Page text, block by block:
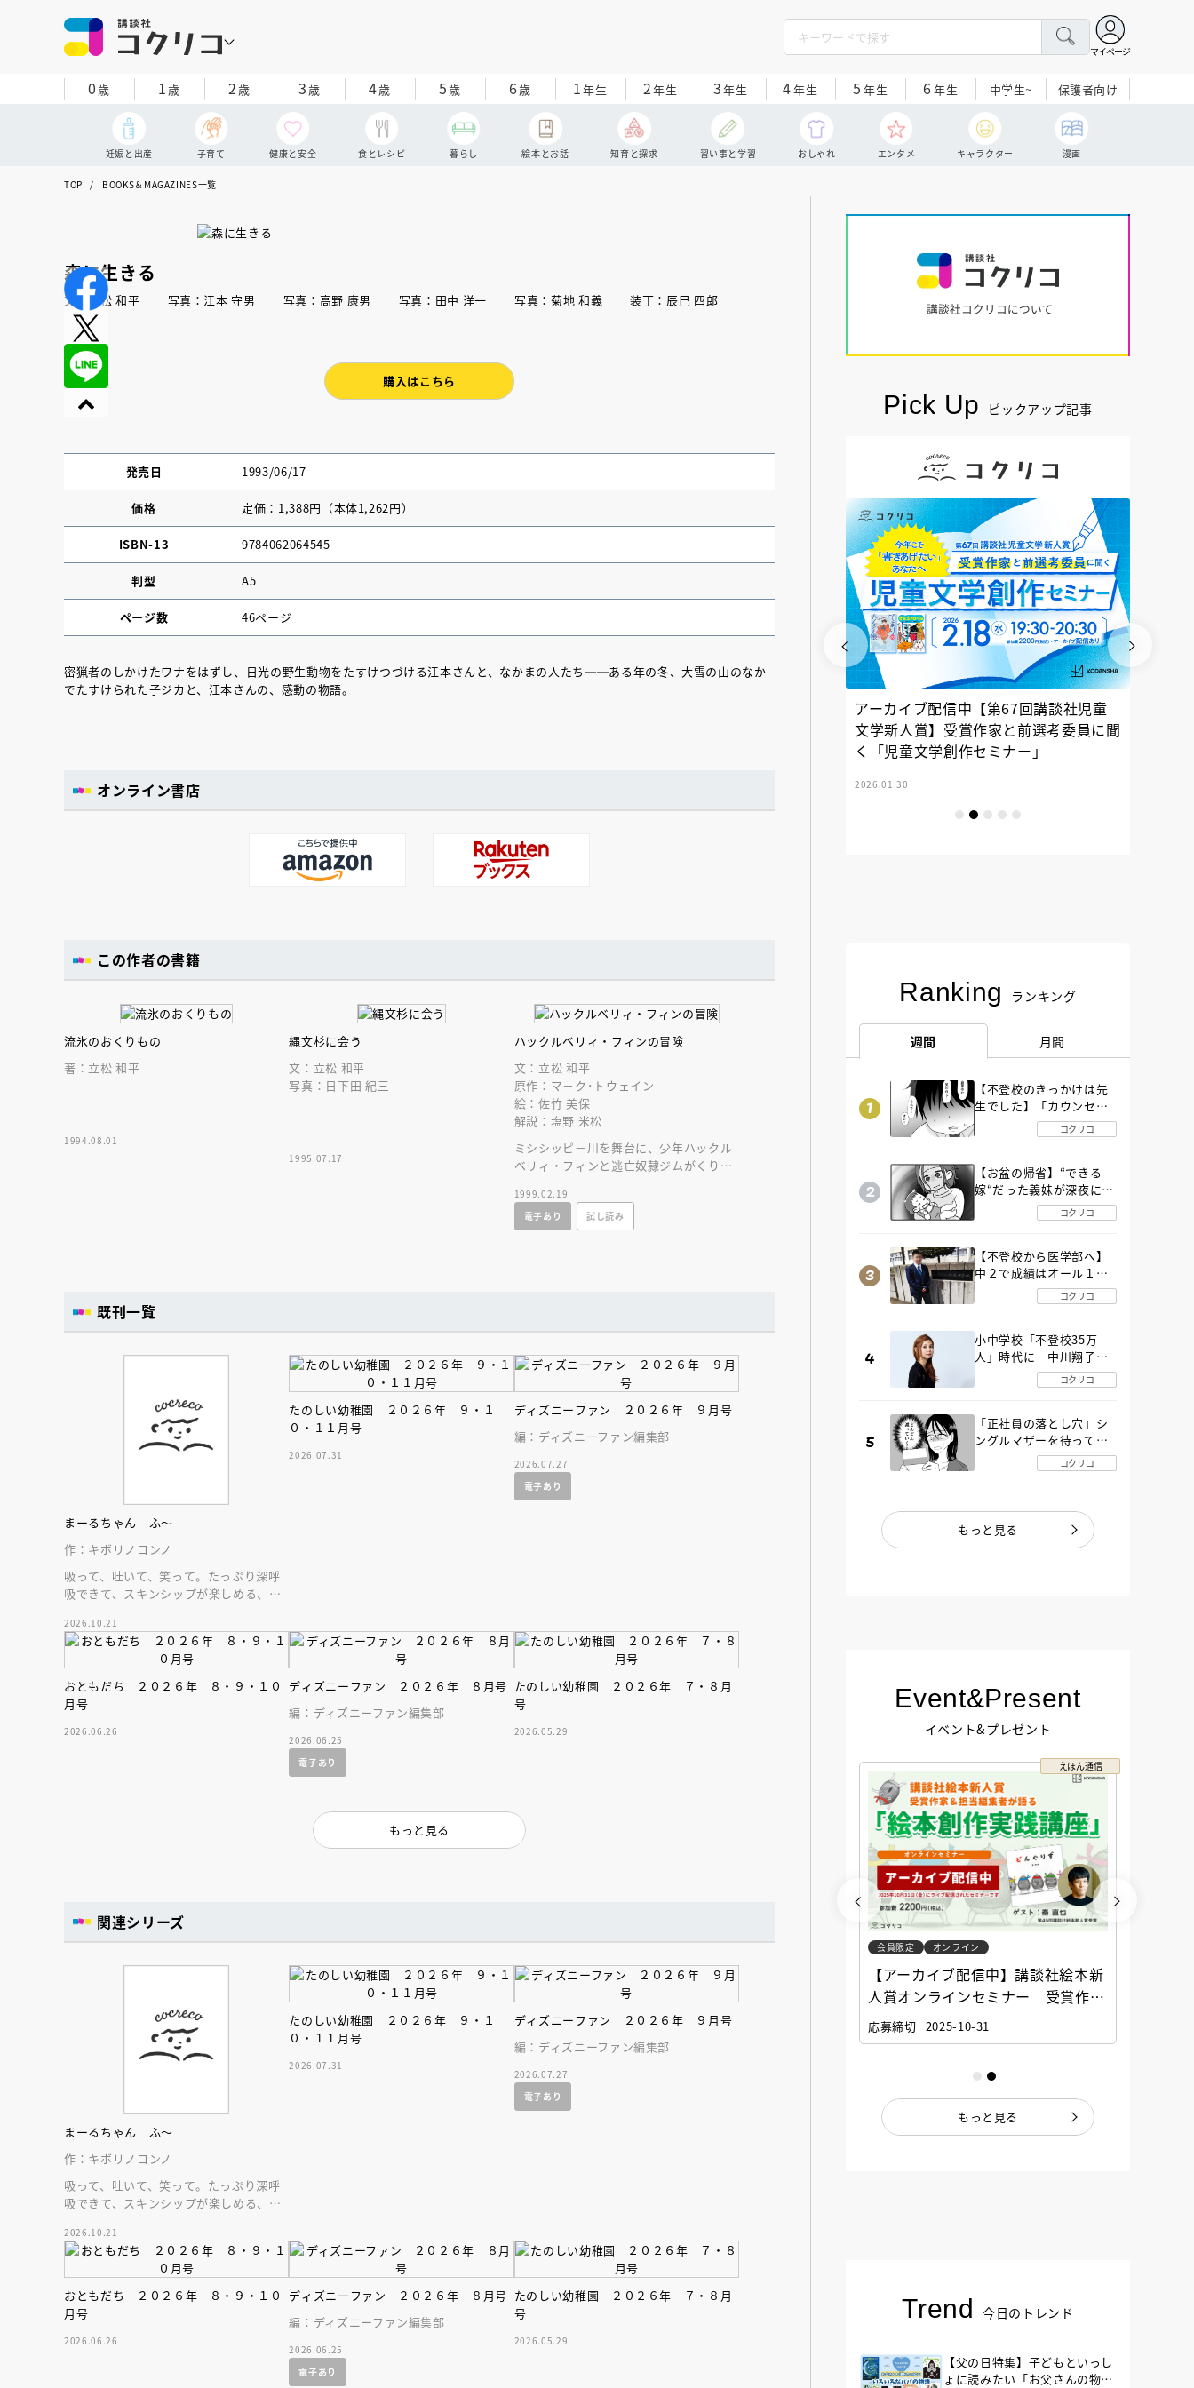
マイページ
0歳 1歳 2歳 3歳 4歳 5歳 6歳 1年生 2年生 3年生 4年生 5 年生 6年生 中学生~ 保護者向け
妊娠と出産 子育て 健康と安全 食とレシピ 暮らし 絵本とお話 知育と探求 習い事と学習 おしゃれ エンタメ キャラクター 漫画
TOP BOOKS＆MAGAZINES一覧
森に生きる
文：立松 和平 写真：江本 守男 写真：高野 康男 写真：田中 洋一 写真：菊地 和義 装丁：辰巳 四郎
購入はこちら
発売日 1993/06/17
価格 定価：1,388円（本体1,262円）
ISBN-13 9784062064545
判型 A5
ページ数 46ページ
密猟者のしかけたワナをはずし、日光の野生動物をたすけつづける江本さんと、なかまの人たち──ある年の冬、大雪の山のなか
でたすけられた子ジカと、江本さんの、感動の物語。
オンライン書店
この作者の書籍
流氷のおくりもの
著：立松 和平
1994.08.01
縄文杉に会う
文：立松 和平
写真：日下田 紀三
1995.07.17
ハックルベリィ・フィンの冒険
文：立松 和平
原作：マ－ク･トウェイン
絵：佐竹 美保
解説：塩野 米松
ミシシッピ－川を舞台に、少年ハックル
ベリィ・フィンと逃亡奴隷ジムがくりひ
立松流に新翻案。
1999.02.19
電子あり
試し読み
既刊一覧
まーるちゃん ふ～
作：キボリノコンノ
吸って、吐いて、笑って。たっぷり深呼
吸できて、スキンシップが楽しめる、大
ーストブック。
2026.10.21
たのしい幼稚園 ２０２６年 ９・１
０・１１月号
2026.07.31
ディズニーファン ２０２６年 ９月号
編：ディズニーファン編集部
2026.07.27
電子あり
おともだち ２０２６年 ８・９・１０
月号
2026.06.26
ディズニーファン ２０２６年 ８月号
編：ディズニーファン編集部
2026.06.25
電子あり
たのしい幼稚園 ２０２６年 ７・８月
号
2026.05.29
もっと見る
関連シリーズ
まーるちゃん ふ～
作：キボリノコンノ
吸って、吐いて、笑って。たっぷり深呼
吸できて、スキンシップが楽しめる、大
ーストブック。
2026.10.21
たのしい幼稚園 ２０２６年 ９・１
０・１１月号
2026.07.31
ディズニーファン ２０２６年 ９月号
編：ディズニーファン編集部
2026.07.27
電子あり
おともだち ２０２６年 ８・９・１０
月号
2026.06.26
ディズニーファン ２０２６年 ８月号
編：ディズニーファン編集部
2026.06.25
電子あり
たのしい幼稚園 ２０２６年 ７・８月
号
2026.05.29
Pick Up ピックアップ記事
アーカイブ配信中【第67回講談社児童
文学新人賞】受賞作家と前選考委員に聞
く「児童文学創作セミナー」
2026.01.30
Ranking ランキング
週間 月間
【不登校のきっかけは先
生でした】「カウンセリ
ングの時間」生徒の情報
をバラしたのは…《第２
コクリコ
【お盆の帰省】“できる
嫁“だった義妹が深夜に
SOS！ エアコンなし・
肉禁止の義実家ルールに
コクリコ
【不登校から医学部へ】
中２で成績はオール１
「昼夜逆転」したわが子
を”夜遊び”に連れ出した
コクリコ
小中学校「不登校35万
人」時代に 中川翔子さ
んが審査委員長「不登校
生動画甲子園 2026」が開
コクリコ
「正社員の落とし穴」シ
ングルマザーを待ってい
た“魔の２年間”【後編】
コクリコ
もっと見る
Event&Present
イベント&プレゼント
会員限定 オンライン
【アーカイブ配信中】講談社絵本新
人賞オンラインセミナー 受賞作家
と担当編集者が語る「絵本創作実践
講座」
応募締切 2025-10-31
会員限定 オンライン
アーカイブ配信中【第67回講談社児
童文学新人賞】受賞作家と前選考委
員に聞く「児童文学創作セミナー」
えほん通信
会員限定 オンライン
【アーカイブ配信中】講談社絵本新
人賞オンラインセミナー 受賞作家
と担当編集者が語る「絵本創作実践
講座」
応募締切 2025-10-31
もっと見る
Trend 今日のトレンド
【父の日特集】子どもといっし
ょに読みたい「お父さんの物